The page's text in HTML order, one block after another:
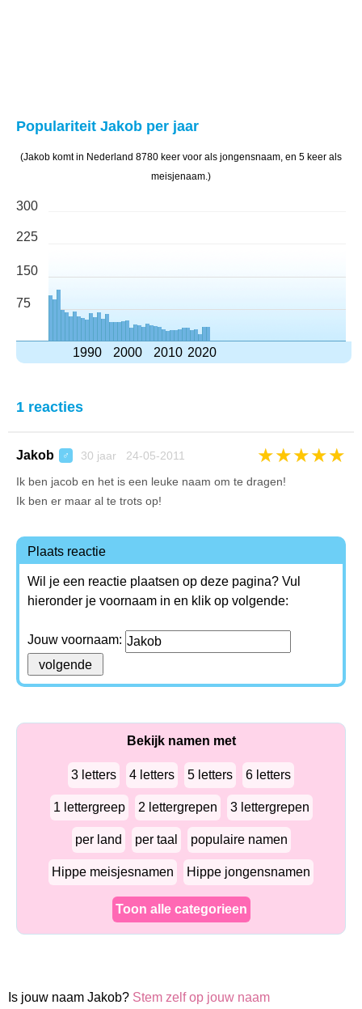
Populariteit Jakob per jaar
(Jakob komt in Nederland 8780 keer voor als jongensnaam, en 5 keer als
meisjenaam.)
300
225
150
75
1990 2000 2010 2020
1 reacties
Jakob ♂ 30 jaar 24-05-2011 ★★★★★
Ik ben jacob en het is een leuke naam om te dragen!
Ik ben er maar al te trots op!
Plaats reactie
Wil je een reactie plaatsen op deze pagina? Vul
hieronder je voornaam in en klik op volgende:
Jouw voornaam:
Bekijk namen met
3 letters 4 letters 5 letters 6 letters
1 lettergreep 2 lettergrepen 3 lettergrepen
per land per taal populaire namen
Hippe meisjesnamen Hippe jongensnamen
Toon alle categorieen
Is jouw naam Jakob? Stem zelf op jouw naam